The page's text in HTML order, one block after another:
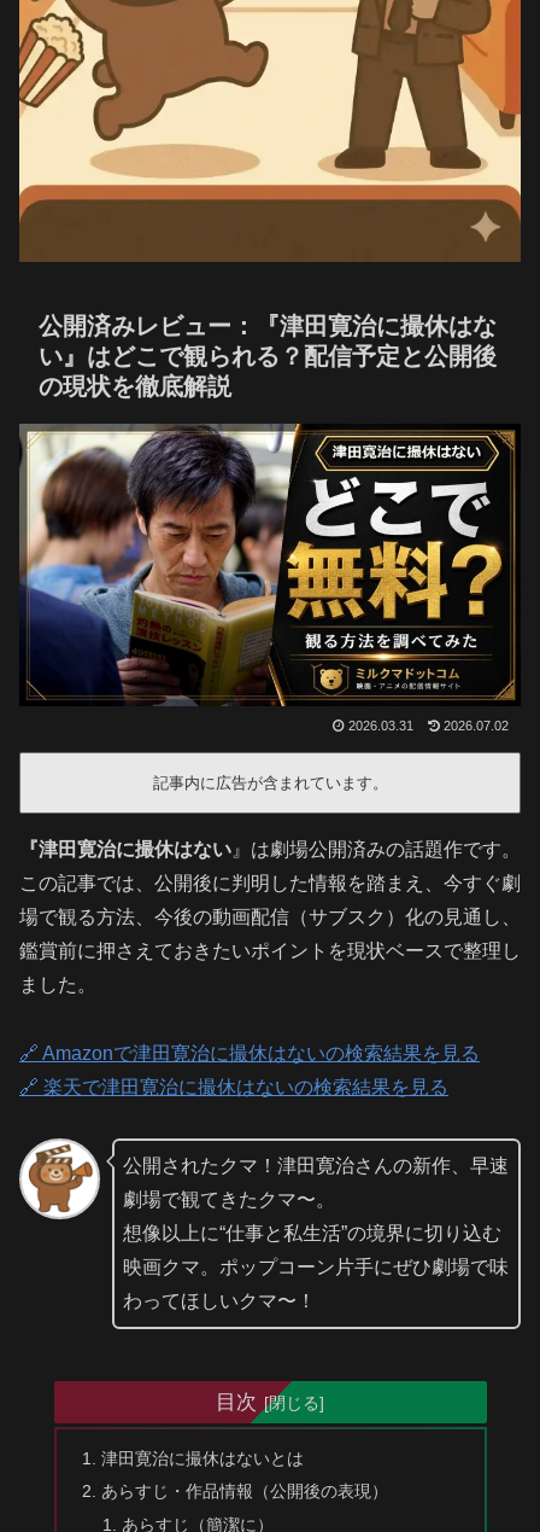
公開済みレビュー：『津田寛治に撮休はな
い』はどこで観られる？配信予定と公開後
の現状を徹底解説
2026.03.31 2026.07.02
記事内に広告が含まれています。
『津田寛治に撮休はない 』は劇場公開済みの話題作です。
この記事では、公開後に判明した情報を踏まえ、今すぐ劇
場で観る方法、今後の動画配信（サブスク）化の見通し、
鑑賞前に押さえておきたいポイントを現状ベースで整理し
ました。
🔗 Amazonで津田寛治に撮休はないの検索結果を見る
🔗 楽天で津田寛治に撮休はないの検索結果を見る
公開されたクマ！津田寛治さんの新作、早速
劇場で観てきたクマ〜。
想像以上に“仕事と私生活”の境界に切り込む
映画クマ。ポップコーン片手にぜひ劇場で味
わってほしいクマ〜！
目次
津田寛治に撮休はないとは
あらすじ・作品情報（公開後の表現）
あらすじ（簡潔に）